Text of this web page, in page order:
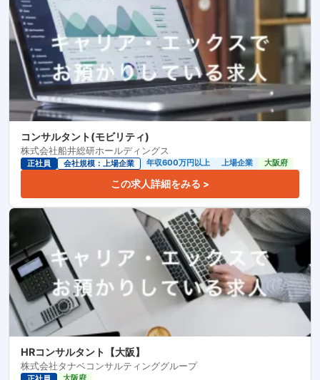
コンサルタント(モビリティ)
株式会社船井総研ホールディングス
正社員 会社規模：上場企業 年収600万円以上 上場企業 大阪府
この求人詳細をみる >
HRコンサルタント【大阪】
株式会社タナベコンサルティンググループ